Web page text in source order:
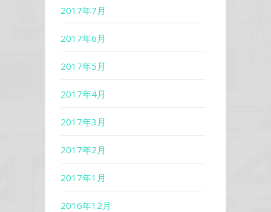
2017年7月
2017年6月
2017年5月
2017年4月
2017年3月
2017年2月
2017年1月
2016年12月